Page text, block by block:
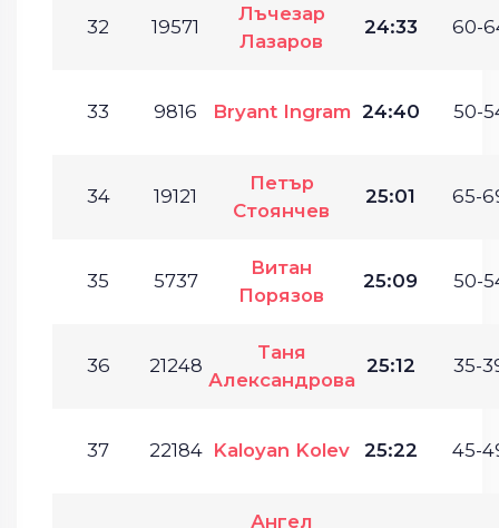
32 19571
Лъчезар
Лазаров
24:33 60-
33 9816 Bryant Ingram 24:40 50-
34 19121
Петър
Стоянчев
25:01 65-
35 5737
Витан
Порязов
25:09 50-
36 21248
Таня
Александрова
25:12 35-
37 22184 Kaloyan Kolev 25:22 45-
Ангел